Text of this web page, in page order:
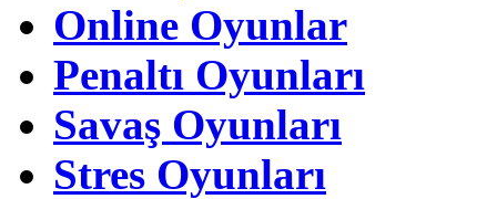
Online Oyunlar
Penaltı Oyunları
Savaş Oyunları
Stres Oyunları